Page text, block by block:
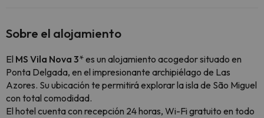
Sobre el alojamiento
El MS Vila Nova 3* es un alojamiento acogedor situado en
Ponta Delgada, en el impresionante archipiélago de Las
Azores. Su ubicación te permitirá explorar la isla de São Miguel
con total comodidad.
El hotel cuenta con recepción 24 horas, Wi-Fi gratuito en todo